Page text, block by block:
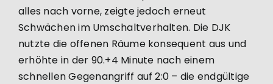
alles nach vorne, zeigte jedoch erneut
Schwächen im Umschaltverhalten. Die DJK
nutzte die offenen Räume konsequent aus und
erhöhte in der 90.+4 Minute nach einem
schnellen Gegenangriff auf 2:0 – die endgültige